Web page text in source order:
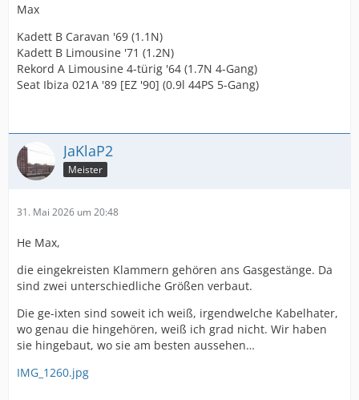
Max
Kadett B Caravan '69 (1.1N)
Kadett B Limousine '71 (1.2N)
Rekord A Limousine 4-türig '64 (1.7N 4-Gang)
Seat Ibiza 021A '89 [EZ '90] (0.9l 44PS 5-Gang)
JaKlaP2
Meister
31. Mai 2026 um 20:48
He Max,
die eingekreisten Klammern gehören ans Gasgestänge. Da
sind zwei unterschiedliche Größen verbaut.
Die ge-ixten sind soweit ich weiß, irgendwelche Kabelhater,
wo genau die hingehören, weiß ich grad nicht. Wir haben
sie hingebaut, wo sie am besten aussehen…
IMG_1260.jpg